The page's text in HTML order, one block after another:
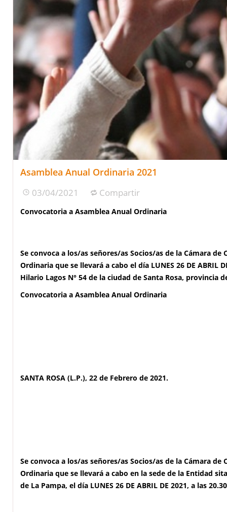
Asamblea Anual Ordinaria 2021
03/04/2021 Compartir
Convocatoria a Asamblea Anual Ordinaria
Se convoca a los/as señores/as Socios/as de la Cámara
Ordinaria que se llevará a cabo el día LUNES 26 DE ABRIL
Hilario Lagos N° 54 de la ciudad de Santa Rosa, provincia
Convocatoria a Asamblea Anual Ordinaria
SANTA ROSA (L.P.), 22 de Febrero de 2021.
Se convoca a los/as señores/as Socios/as de la Cámara
Ordinaria que se llevará a cabo en la sede de la Entidad
de La Pampa, el día LUNES 26 DE ABRIL DE 2021, a las